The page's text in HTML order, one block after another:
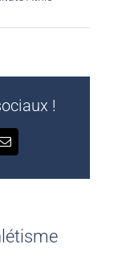
!
Email